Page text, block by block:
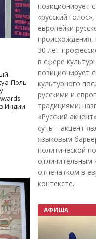
Поль
Индии
позиционирует
«русский
европейки
30 лет
в сфере
позиционирует
культурного
русскими и
традициями;
«Русский
суть – акцент
языковым
политической
отличительным
отпечатком в
контексте.
АФИША